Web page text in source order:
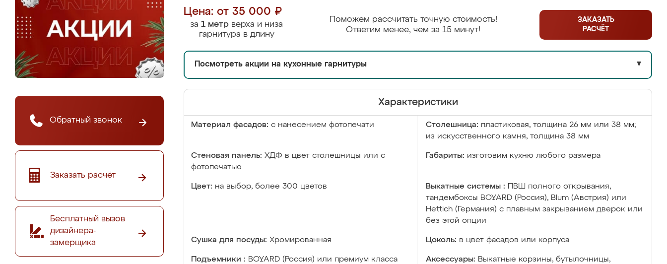
Обратный звонок
Заказать расчёт
Бесплатный вызов
дизайнера-
замерщика
Цена: от 35 000 ₽
за 1 метр верха и низа
гарнитура в длину
Поможем рассчитать точную стоимость!
Ответим менее, чем за 15 минут!
ЗАКАЗАТЬ
РАСЧЁТ
Посмотреть акции на кухонные гарнитуры ▼
Характеристики
Материал фасадов: с нанесением фотопечати Столешница: пластиковая, толщина 26 мм или 38 мм;
из искусственного камня, толщина 38 мм
Стеновая панель: ХДФ в цвет столешницы или с
фотопечатью
Габариты: изготовим кухню любого размера
Цвет: на выбор, более 300 цветов Выкатные системы :
ПВШ полного открывания,
тандембоксы BOYARD (Россия), Blum (Австрия) или
Hettich (Германия) с плавным закрыванием дверок или
без этой опции
Сушка для посуды: Хромированная Цоколь: в цвет фасадов или корпуса
Подъемники : BOYARD (Россия) или премиум класса
Аксессуары: Выкатные корзины, бутылочницы,